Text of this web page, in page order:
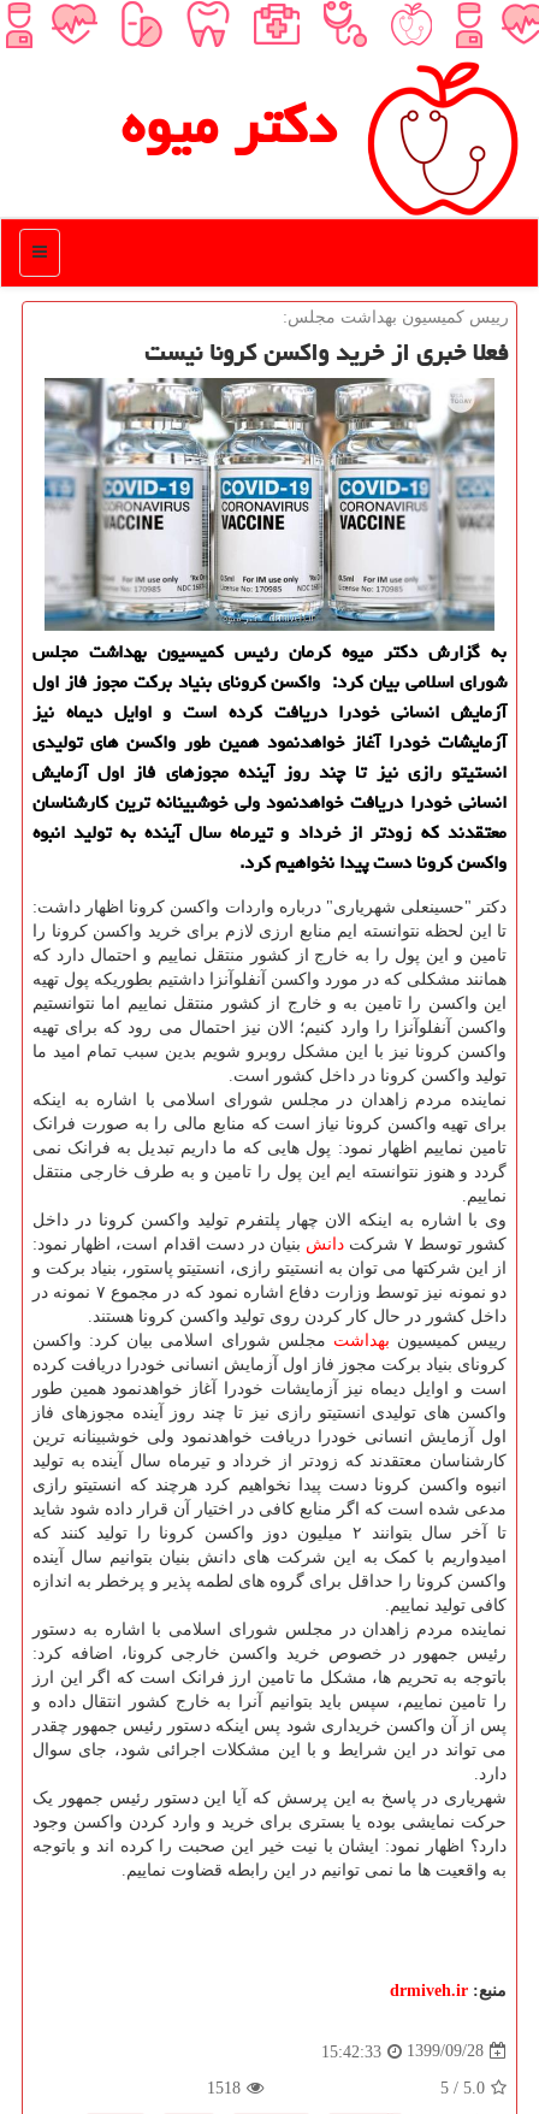
دكتر میوه
منو
رییس كمیسیون بهداشت مجلس:
فعلا خبری از خرید واكسن كرونا نیست
به گزارش دکتر میوه کرمان رئیس کمیسیون بهداشت مجلس
شورای اسلامی بیان کرد: واکسن کرونای بنیاد برکت مجوز فاز اول
آزمایش انسانی خودرا دریافت کرده است و اوایل دیماه نیز
آزمایشات خودرا آغاز خواهدنمود همین طور واکسن های تولیدی
انستیتو رازی نیز تا چند روز آینده مجوزهای فاز اول آزمایش
انسانی خودرا دریافت خواهدنمود ولی خوشبینانه ترین کارشناسان
معتقدند که زودتر از خرداد و تیرماه سال آینده به تولید انبوه
واکسن کرونا دست پیدا نخواهیم کرد.
دکتر "حسینعلی شهریاری" درباره واردات واکسن کرونا اظهار داشت:
تا این لحظه نتوانسته ایم منابع ارزی لازم برای خرید واکسن کرونا را
تامین و این پول را به خارج از کشور منتقل نماییم و احتمال دارد که
همانند مشکلی که در مورد واکسن آنفلوآنزا داشتیم بطوریکه پول تهیه
این واکسن را تامین به و خارج از کشور منتقل نماییم اما نتوانستیم
واکسن آنفلوآنزا را وارد کنیم؛ الان نیز احتمال می رود که برای تهیه
واکسن کرونا نیز با این مشکل روبرو شویم بدین سبب تمام امید ما
تولید واکسن کرونا در داخل کشور است.
نماینده مردم زاهدان در مجلس شورای اسلامی با اشاره به اینکه
برای تهیه واکسن کرونا نیاز است که منابع مالی را به صورت فرانک
تامین نماییم اظهار نمود: پول هایی که ما داریم تبدیل به فرانک نمی
گردد و هنوز نتوانسته ایم این پول را تامین و به طرف خارجی منتقل
نماییم.
وی با اشاره به اینکه الان چهار پلتفرم تولید واکسن کرونا در داخل
کشور توسط ۷ شرکت
دانش بنیان در دست اقدام است، اظهار نمود:
از این شرکتها می توان به انستیتو رازی، انستیتو پاستور، بنیاد برکت و
دو نمونه نیز توسط وزارت دفاع اشاره نمود که در مجموع ۷ نمونه در
داخل کشور در حال کار کردن روی تولید واکسن کرونا هستند.
رییس کمیسیون بهداشت مجلس شورای اسلامی بیان کرد: واکسن
کرونای بنیاد برکت مجوز فاز اول آزمایش انسانی خودرا دریافت کرده
است و اوایل دیماه نیز آزمایشات خودرا آغاز خواهدنمود همین طور
واکسن های تولیدی انستیتو رازی نیز تا چند روز آینده مجوزهای فاز
اول آزمایش انسانی خودرا دریافت خواهدنمود ولی خوشبینانه ترین
کارشناسان معتقدند که زودتر از خرداد و تیرماه سال آینده به تولید
انبوه واکسن کرونا دست پیدا نخواهیم کرد هرچند که انستیتو رازی
مدعی شده است که اگر منابع کافی در اختیار آن قرار داده شود شاید
تا آخر سال بتوانند ۲ میلیون دوز واکسن کرونا را تولید کنند که
امیدواریم با کمک به این شرکت های دانش بنیان بتوانیم سال آینده
واکسن کرونا را حداقل برای گروه های لطمه پذیر و پرخطر به اندازه
کافی تولید نماییم.
نماینده مردم زاهدان در مجلس شورای اسلامی با اشاره به دستور
رئیس جمهور در خصوص خرید واکسن خارجی کرونا، اضافه کرد:
باتوجه به تحریم ها، مشکل ما تامین ارز فرانک است که اگر این ارز
را تامین نماییم، سپس باید بتوانیم آنرا به خارج کشور انتقال داده و
پس از آن واکسن خریداری شود پس اینکه دستور رئیس جمهور چقدر
می تواند در این شرایط و با این مشکلات اجرائی شود، جای سوال
دارد.
شهریاری در پاسخ به این پرسش که آیا این دستور رئیس جمهور یک
حرکت نمایشی بوده یا بستری برای خرید و وارد کردن واکسن وجود
دارد؟ اظهار نمود: ایشان با نیت خیر این صحبت را کرده اند و باتوجه
به واقعیت ها ما نمی توانیم در این رابطه قضاوت نماییم.
منبع: drmiveh.ir
1399/09/28
15:42:33
5.0
/ 5
1518